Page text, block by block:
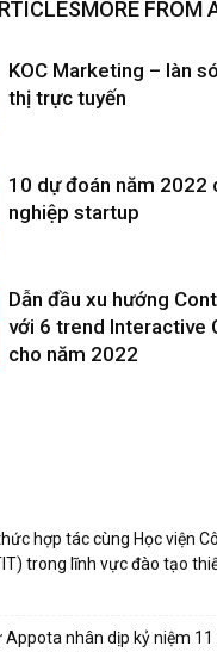
MORE FROM
KOC Marketing – làn
thị trực tuyến
10 dự đoán năm 2022
nghiệp startup
Dẫn đầu xu hướng
với 6 trend Interactive
cho năm 2022
hợp tác cùng Học viện
trong lĩnh vực đào tạo
nhân dịp kỷ niệm